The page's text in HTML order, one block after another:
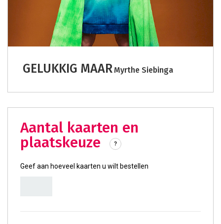
GELUKKIG MAAR Myrthe Siebinga
aantal kaarten en
plaatskeuze
?
Geef aan hoeveel kaarten u wilt bestellen